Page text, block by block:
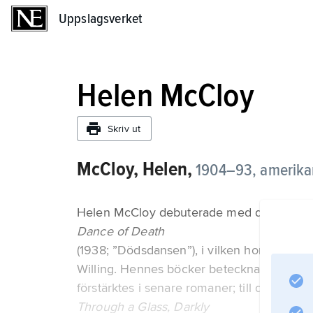
Uppslagsverket
Helen McCloy
Skriv ut
McCloy, Helen, 1904–93,
Helen McCloy debuterade med
Dance of Death
(1938; ”Dödsdansen”), i vilken hon
Willing. Hennes böcker betecknas som
förstärktes i senare romaner; till de
Through a Glass, Darkly